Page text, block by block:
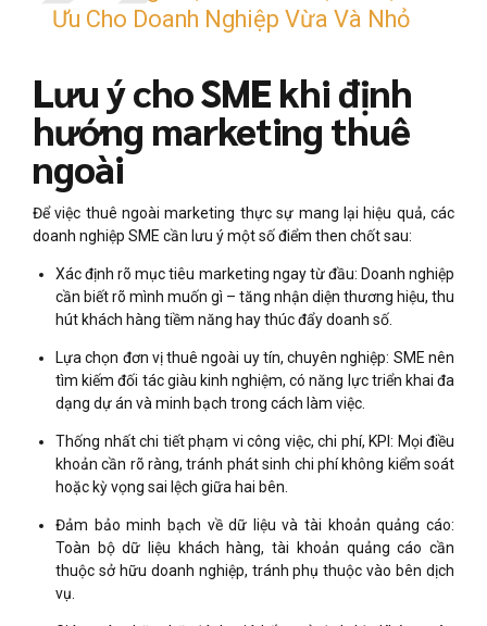
Ưu Cho Doanh Nghiệp Vừa Và Nhỏ
Lưu ý cho SME khi định
hướng marketing thuê
ngoài
Để việc thuê ngoài marketing thực sự mang lại hiệu quả, các
doanh nghiệp SME cần lưu ý một số điểm then chốt sau:
Xác định rõ mục tiêu marketing ngay từ đầu: Doanh nghiệp
cần biết rõ mình muốn gì – tăng nhận diện thương hiệu, thu
hút khách hàng tiềm năng hay thúc đẩy doanh số.
Lựa chọn đơn vị thuê ngoài uy tín, chuyên nghiệp: SME nên
tìm kiếm đối tác giàu kinh nghiệm, có năng lực triển khai đa
dạng dự án và minh bạch trong cách làm việc.
Thống nhất chi tiết phạm vi công việc, chi phí, KPI: Mọi điều
khoản cần rõ ràng, tránh phát sinh chi phí không kiểm soát
hoặc kỳ vọng sai lệch giữa hai bên.
Đảm bảo minh bạch về dữ liệu và tài khoản quảng cáo:
Toàn bộ dữ liệu khách hàng, tài khoản quảng cáo cần
thuộc sở hữu doanh nghiệp, tránh phụ thuộc vào bên dịch
vụ.